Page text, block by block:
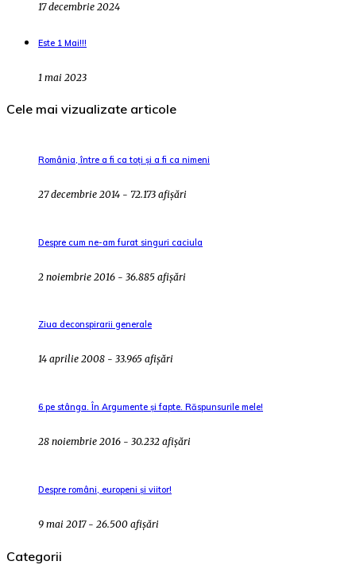
17 decembrie 2024
Este 1 Mai!!!
1 mai 2023
Cele mai vizualizate articole
România, între a fi ca toți și a fi ca nimeni
27 decembrie 2014 - 72.173 afișări
Despre cum ne-am furat singuri caciula
2 noiembrie 2016 - 36.885 afișări
Ziua deconspirarii generale
14 aprilie 2008 - 33.965 afișări
6 pe stânga. În Argumente și fapte. Răspunsurile mele!
28 noiembrie 2016 - 30.232 afișări
Despre români, europeni și viitor!
9 mai 2017 - 26.500 afișări
Categorii